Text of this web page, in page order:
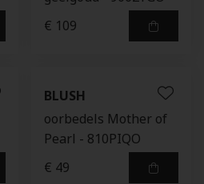
€ 109
BLUSH
oorbedels Mother of
Pearl - 810PIQO
€ 49